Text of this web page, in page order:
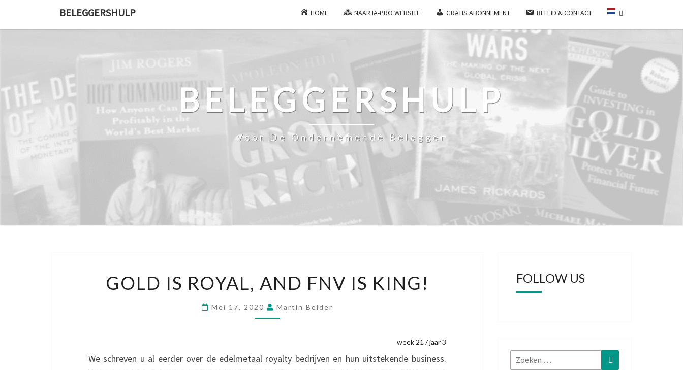
BELEGGERSHULP HOME NAAR IA-PRO WEBSITE GRATIS ABONNEMENT BELEID & CONTACT
BELEGGERSHULP
Voor De Ondernemende Belegger
IS
AND
KING!
GOLD IS ROYAL, AND FNV IS KING!
Mei 17, 2020 Martin Belder
week 21 / jaar 3
We schreven u al eerder over de edelmetaal royalty bedrijven en hun uitstekende business.
FOLLOW US
Zoeken
Zoeken